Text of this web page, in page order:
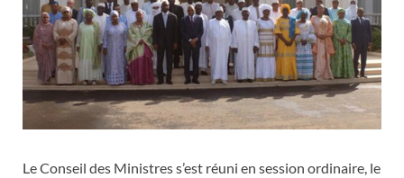
Le Conseil des Ministres s’est réuni en session ordinaire, le